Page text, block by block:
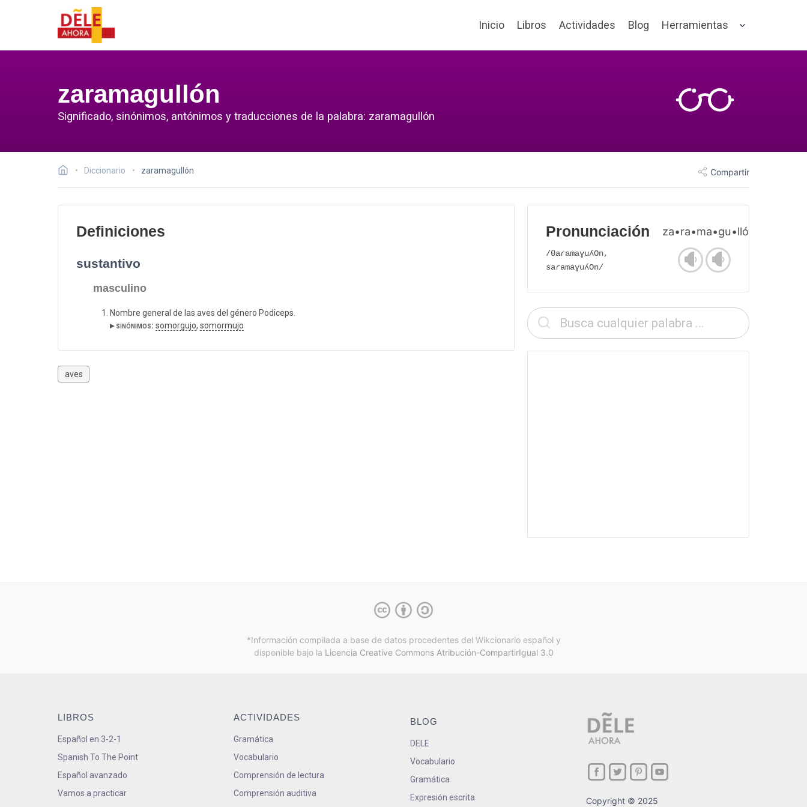
Inicio Libros Actividades Blog Herramientas
zaramagullón
Significado, sinónimos, antónimos y traducciones de la palabra: zaramagullón
Diccionario zaramagullón Compartir
Definiciones
sustantivo
masculino
Nombre general de las aves del género Podiceps.
▸ sinónimos: somorgujo, somormujo
aves
Pronunciación za•ra•ma•gu•llón
/θaɾamaɣuʎOn,
saɾamaɣuʎOn/
*Información compilada a base de datos procedentes del Wikcionario español y
disponible bajo la Licencia Creative Commons Atribución-CompartirIgual 3.0
LIBROS
Español en 3-2-1
Spanish To The Point
Español avanzado
Vamos a practicar
ACTIVIDADES
Gramática
Vocabulario
Comprensión de lectura
Comprensión auditiva
BLOG
DELE
Vocabulario
Gramática
Expresión escrita
Copyright © 2025